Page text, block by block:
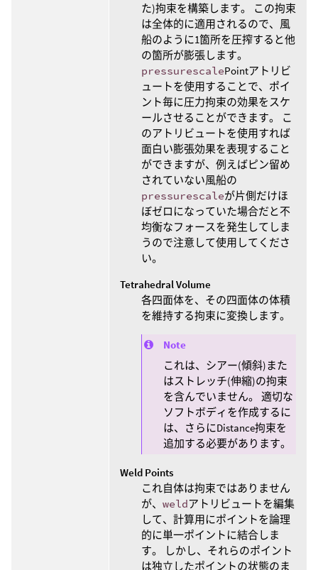
た)拘束を構築します。 この拘束
は全体的に適用されるので、風
船のように1箇所を圧搾すると他
の箇所が膨張します。
pressurescalePointアトリビ
ュートを使用することで、ポイ
ント毎に圧力拘束の効果をスケ
ールさせることができます。 こ
のアトリビュートを使用すれば
面白い膨張効果を表現すること
ができますが、例えばピン留め
されていない風船の
pressurescaleが片側だけほ
ぼゼロになっていた場合だと不
均衡なフォースを発生してしま
うので注意して使用してくださ
い。
Tetrahedral Volume
各四面体を、その四面体の体積
を維持する拘束に変換します。
Note
これは、シアー(傾斜)また
はストレッチ(伸縮)の拘束
を含んでいません。 適切な
ソフトボディを作成するに
は、さらにDistance拘束を
追加する必要があります。
Weld Points
これ自体は拘束ではありません
が、 weldアトリビュートを編集
して、計算用にポイントを論理
的に単一ポイントに結合しま
す。 しかし、それらのポイント
は独立したポイントの状態のま